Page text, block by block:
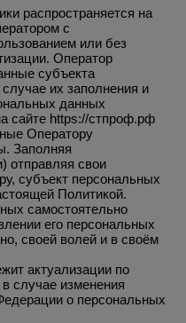
распространяется на
с
или без
Оператор
субъекта
их заполнения и
данных
сайте https://стпроф.рф
Оператору
Заполняя
отправляя свои
субъект персональных
Политикой.
самостоятельно
его персональных
своей волей и в своём
актуализации по
случае изменения
о персональных